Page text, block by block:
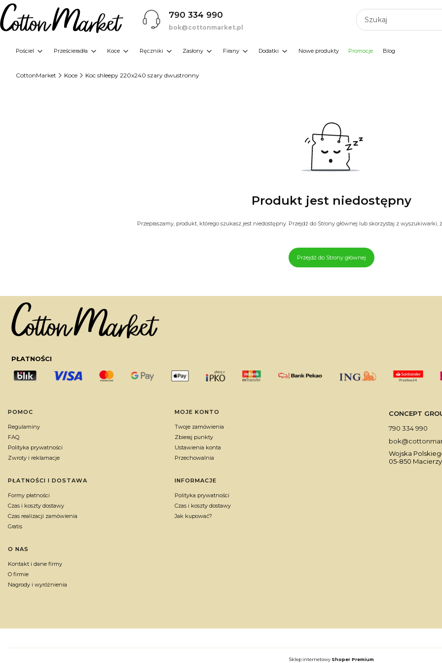
790 334 990
bok@cottonmarket.pl
Pościel Prześcieradła Koce Ręczniki Zasłony Firany Dodatki Nowe produkty Promocje Blog
CottonMarket Koce Koc shleepy 220x240 szary dwustronny
Produkt jest niedostępny
Przepraszamy, produkt, którego szukasz jest niedostępny. Przejdź do Strony głównej lub skorzystaj z wyszukiwarki,
Przejdź do Strony głównej
PŁATNOŚCI
Linki w stopce
POMOC
Regulaminy
FAQ
Polityka prywatności
Zwroty i reklamacje
MOJE KONTO
Twoje zamówienia
Zbieraj punkty
Ustawienia konta
Przechowalnia
PŁATNOŚCI I DOSTAWA
Formy płatności
Czas i koszty dostawy
Czas realizacji zamówienia
Gratis
INFORMACJE
Polityka prywatności
Czas i koszty dostawy
Jak kupować?
O NAS
Kontakt i dane firmy
O firmie
Nagrody i wyróżnienia
CONCEPT
790 334 990
Wojska
05-850
Sklep internetowy Shoper Premium